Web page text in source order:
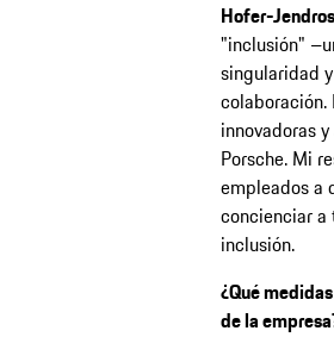
Hofer-
"inclusión"
singularidad
colaboración.
innovadoras
Porsche. Mi
empleados a
concienciar a
inclusión.
¿Qué
de la